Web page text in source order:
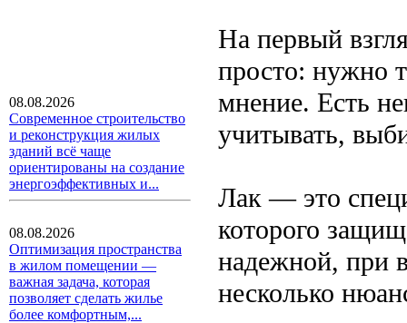
08.08.2026
Современное строительство
и реконструкция жилых
зданий всё чаще
ориентированы на создание
энергоэффективных и...
08.08.2026
Оптимизация пространства
в жилом помещении —
важная задача, которая
позволяет сделать жилье
более комфортным,...
На первый
просто: нужно
мнение. Есть
учитывать,
Лак — это
которого
надежной, при
несколько